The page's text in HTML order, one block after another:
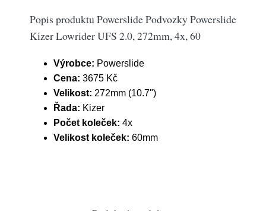
Popis produktu Powerslide Podvozky Powerslide
Kizer Lowrider UFS 2.0, 272mm, 4x, 60
Výrobce: Powerslide
Cena: 3675 Kč
Velikost: 272mm (10.7")
Řada: Kizer
Počet koleček: 4x
Velikost koleček: 60mm